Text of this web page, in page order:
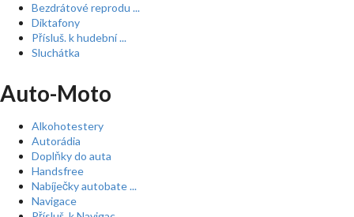
Bezdrátové reprodu ...
Diktafony
Přísluš. k hudební ...
Sluchátka
Auto-Moto
Alkohotestery
Autorádia
Doplňky do auta
Handsfree
Nabíječky autobate ...
Navigace